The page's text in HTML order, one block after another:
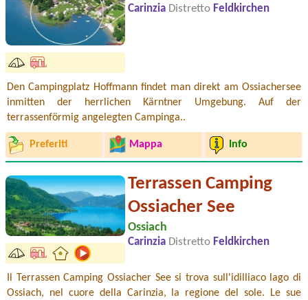
Carinzia Distretto Feldkirchen
Den Campingplatz Hoffmann findet man direkt am Ossiachersee
inmitten der herrlichen Kärntner Umgebung. Auf der
terrassenförmig angelegten Campinga..
Preferiti Mappa Info
Terrassen Camping
Ossiacher See
Ossiach
Carinzia Distretto Feldkirchen
Il Terrassen Camping Ossiacher See si trova sull'idilliaco lago di
Ossiach, nel cuore della Carinzia, la regione del sole. Le sue